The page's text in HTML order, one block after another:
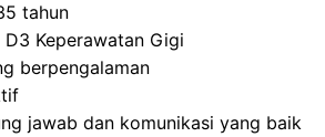
tahun
Keperawatan Gigi
berpengalaman
jawab dan komunikasi yang baik